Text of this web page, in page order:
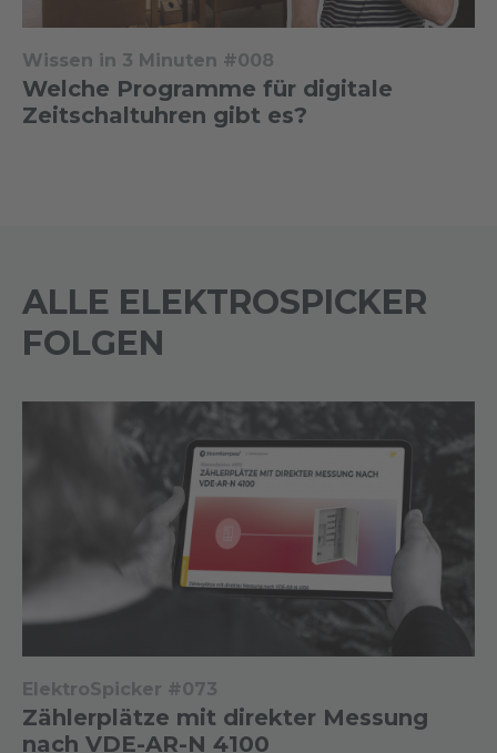
Wissen in 3 Minuten #008
Welche Programme für digitale
Zeitschaltuhren gibt es?
ALLE ELEKTROSPICKER
FOLGEN
ElektroSpicker #073
Zählerplätze mit direkter Messung
nach VDE-AR-N 4100